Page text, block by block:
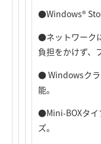
●Windows®
●ネットワーク
負担をかけず、
● Windowsクラ
能。
●Mini-BOXタ
ズ。